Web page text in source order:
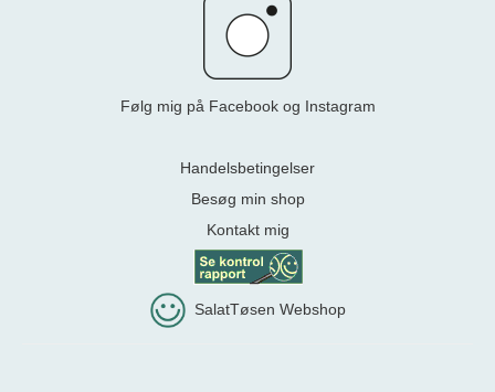
Følg mig på Facebook og Instagram
Handelsbetingelser
Besøg min shop
Kontakt mig
SalatTøsen Webshop